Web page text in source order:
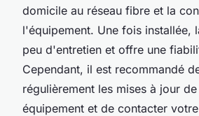
domicile au réseau fibre et la
l'équipement. Une fois installée,
peu d'entretien et offre une
Cependant, il est recommandé
régulièrement les mises à jour
équipement et de contacter